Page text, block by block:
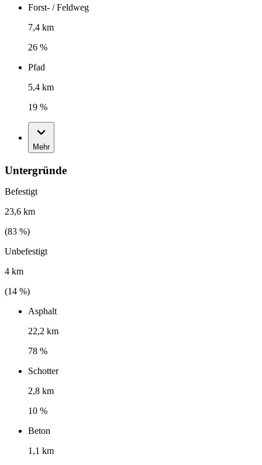
Forst- / Feldweg
7,4 km
26 %
Pfad
5,4 km
19 %
Mehr
Untergründe
Befestigt
23,6 km
(83 %)
Unbefestigt
4 km
(14 %)
Asphalt
22,2 km
78 %
Schotter
2,8 km
10 %
Beton
1,1 km